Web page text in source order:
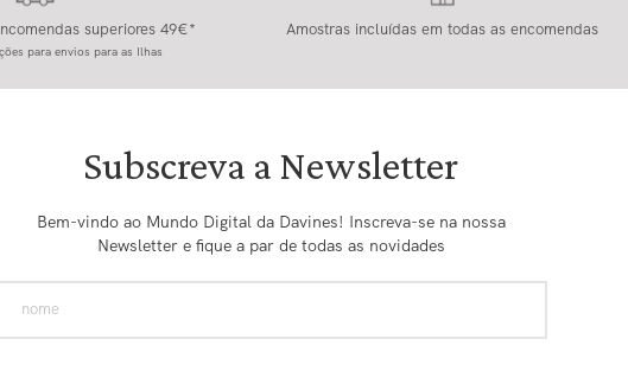
superiores 49€*
para envios para as Ilhas
Amostras incluídas em todas as encomendas
Subscreva a Newsletter
Bem-vindo ao Mundo Digital da Davines! Inscreva-se na nossa
Newsletter e fique a par de todas as novidades